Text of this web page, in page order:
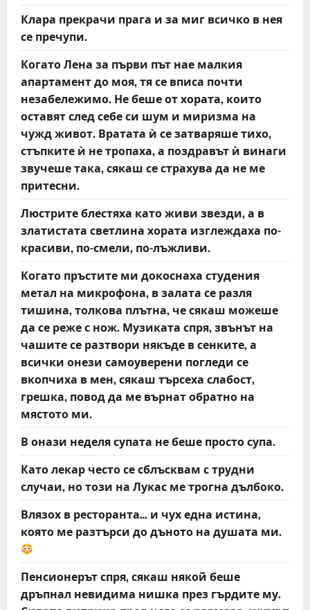
Клара прекрачи прага и за миг всичко в нея
се пречупи.
Когато Лена за първи път нае малкия
апартамент до моя, тя се вписа почти
незабележимо. Не беше от хората, които
оставят след себе си шум и миризма на
чужд живот. Вратата ѝ се затваряше тихо,
стъпките ѝ не тропаха, а поздравът ѝ винаги
звучеше така, сякаш се страхува да не ме
притесни.
Люстрите блестяха като живи звезди, а в
златистата светлина хората изглеждаха по-
красиви, по-смели, по-лъжливи.
Когато пръстите ми докоснаха студения
метал на микрофона, в залата се разля
тишина, толкова плътна, че сякаш можеше
да се реже с нож. Музиката спря, звънът на
чашите се разтвори някъде в сенките, а
всички онези самоуверени погледи се
вкопчиха в мен, сякаш търсеха слабост,
грешка, повод да ме върнат обратно на
мястото ми.
В онази неделя супата не беше просто супа.
Като лекар често се сблъсквам с трудни
случаи, но този на Лукас ме трогна дълбоко.
Влязох в ресторанта… и чух една истина,
която ме разтърси до дъното на душата ми.
Пенсионерът спря, сякаш някой беше
дръпнал невидима нишка през гърдите му.